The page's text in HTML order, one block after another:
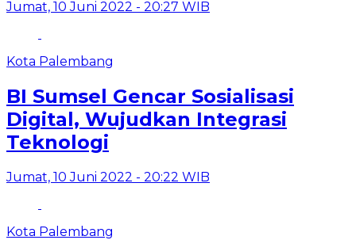
Jumat, 10 Juni 2022 - 20:27 WIB
Kota Palembang
BI Sumsel Gencar Sosialisasi
Digital, Wujudkan Integrasi
Teknologi
Jumat, 10 Juni 2022 - 20:22 WIB
Kota Palembang